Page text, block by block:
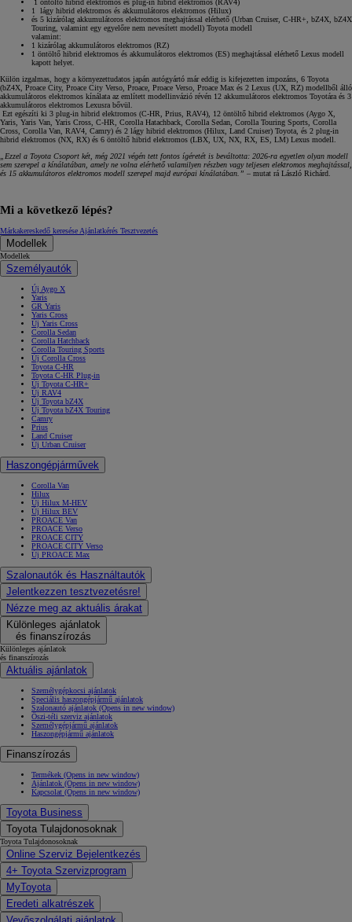
1 lágy hibrid elektromos és akkumulátoros elektromos (Hilux)
és 5 kizárólag akkumulátoros elektromos meghajtással elérhető (Urban Cruiser, C-HR+, bZ4X, bZ4X
Touring, valamint egy egyelőre nem nevesített modell) Toyota modell
valamint:
1 kizárólag akkumulátoros elektromos (RZ)
1 öntöltő hibrid elektromos és akkumulátoros elektromos (ES) meghajtással elérhető Lexus modell
kapott helyet.
Külön izgalmas, hogy a környezettudatos japán autógyártó már eddig is kifejezetten impozáns, 6 Toyota
(bZ4X, Proace City, Proace City Verso, Proace, Proace Verso, Proace Max és 2 Lexus (UX, RZ) modellből álló
akkumulátoros elektromos kínálata az említett modellinvázió révén 12 akkumulátoros elektromos Toyotára és 3
akkumulátoros elektromos Lexusra bővül.
Ezt egészíti ki 3 plug-in hibrid elektromos (C-HR, Prius, RAV4), 12 öntöltő hibrid elektromos (Aygo X,
Yaris, Yaris Van, Yaris Cross, C-HR, Corolla Hatachback, Corolla Sedan, Corolla Touring Sports, Corolla
Cross, Corolla Van, RAV4, Camry) és 2 lágy hibrid elektromos (Hilux, Land Cruiser) Toyota, és 2 plug-in
hibrid elektromos (NX, RX) és 6 öntöltő hibrid elektromos (LBX, UX, NX, RX, ES, LM) Lexus modell.
„Ezzel a Toyota Csoport két, még 2021 végén tett fontos ígéretét is beváltotta: 2026-ra egyetlen olyan modell
sem szerepel a kínálatában, amely ne volna elérhető valamilyen részben vagy teljesen elektromos meghajtással,
és 15 akkumulátoros elektromos modell szerepel majd európai kínálatában.” – mutat rá László Richárd.
Mi a következő lépés?
Márkakereskedő kereséseAjánlatkérés Tesztvezetés
Modellek
Modellek
Személyautók
Új Aygo X
Yaris
GR Yaris
Yaris Cross
Új Yaris Cross
Corolla Sedan
Corolla Hatchback
Corolla Touring Sports
Új Corolla Cross
Toyota C-HR
Toyota C-HR Plug-in
Új Toyota C-HR+
Új RAV4
Új Toyota bZ4X
Új Toyota bZ4X Touring
Camry
Prius
Land Cruiser
Új Urban Cruiser
Haszongépjárművek
Corolla Van
Hilux
Új Hilux M-HEV
Új Hilux BEV
PROACE Van
PROACE Verso
PROACE CITY
PROACE CITY Verso
Új PROACE Max
Szalonautók és Használtautók
Jelentkezzen tesztvezetésre!
Nézze meg az aktuális árakat
Különleges ajánlatok
és finanszírozás
Különleges ajánlatok
és finanszírozás
Aktuális ajánlatok
Személygépkocsi ajánlatok
Speciális haszongépjármű ajánlatok
Szalonautó ajánlatok (Opens in new window)
Őszi-téli szerviz ajánlatok
Személygépjármű ajánlatok
Haszongépjármű ajánlatok
Finanszírozás
Termékek (Opens in new window)
Ajánlatok (Opens in new window)
Kapcsolat (Opens in new window)
Toyota Business
Toyota Tulajdonosoknak
Toyota Tulajdonosoknak
Online Szerviz Bejelentkezés
4+ Toyota Szervizprogram
MyToyota
Eredeti alkatrészek